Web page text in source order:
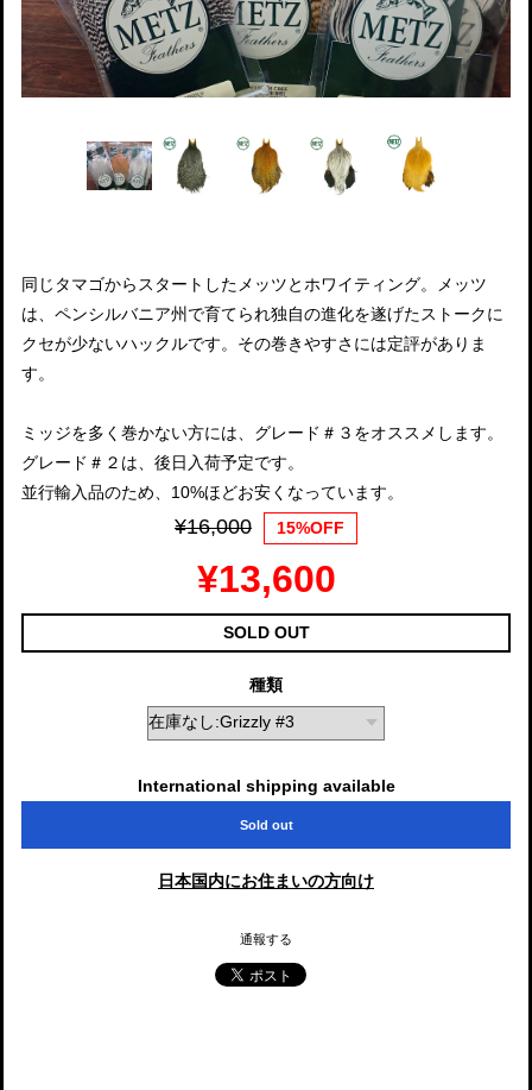
同じタマゴからスタートしたメッツとホワイティング。メッツ
は、ペンシルバニア州で育てられ独自の進化を遂げたストークに
クセが少ないハックルです。その巻きやすさには定評がありま
す。
ミッジを多く巻かない方には、グレード＃３をオススメします。
グレード＃２は、後日入荷予定です。
並行輸入品のため、10%ほどお安くなっています。
¥16,000 15%OFF
¥13,600
SOLD OUT
種類
International shipping available
Sold out
日本国内にお住まいの方向け
通報する